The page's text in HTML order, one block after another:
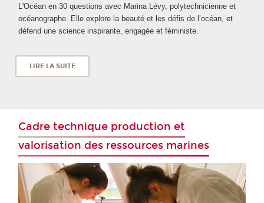
L'Océan en 30 questions avec Marina Lévy, polytechnicienne et
océanographe. Elle explore la beauté et les défis de l’océan, et
défend une science inspirante, engagée et féministe.
LIRE LA SUITE
Cadre technique production et
valorisation des ressources marines